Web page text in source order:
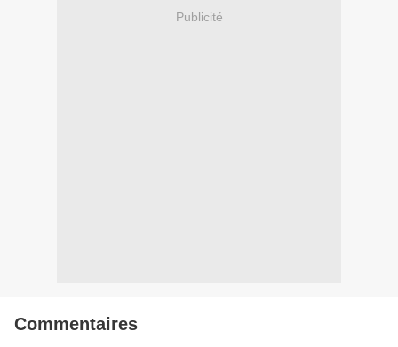
Publicité
Commentaires